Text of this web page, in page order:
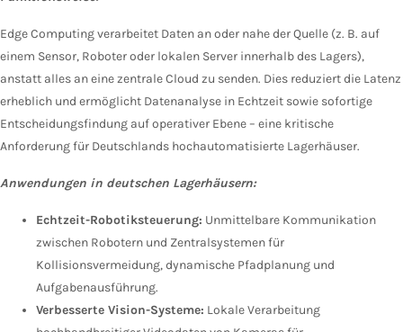
Edge Computing verarbeitet Daten an oder nahe der Quelle (z. B. auf
einem Sensor, Roboter oder lokalen Server innerhalb des Lagers),
anstatt alles an eine zentrale Cloud zu senden. Dies reduziert die Latenz
erheblich und ermöglicht Datenanalyse in Echtzeit sowie sofortige
Entscheidungsfindung auf operativer Ebene – eine kritische
Anforderung für Deutschlands hochautomatisierte Lagerhäuser.
Anwendungen in deutschen Lagerhäusern:
Echtzeit-Robotiksteuerung: Unmittelbare Kommunikation
zwischen Robotern und Zentralsystemen für
Kollisionsvermeidung, dynamische Pfadplanung und
Aufgabenausführung.
Verbesserte Vision-Systeme: Lokale Verarbeitung